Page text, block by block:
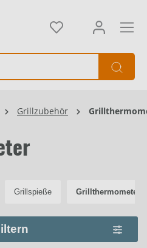
Grillzubehör
Grillspieße Grillthermometer